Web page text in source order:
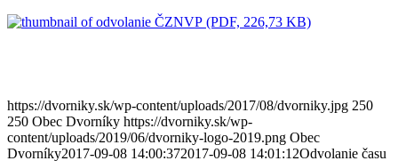
(PDF, 226,73 KB)
https://dvorniky.sk/wp-content/uploads/2017/08/dvorniky.jpg 250
250 Obec Dvorníky https://dvorniky.sk/wp-
content/uploads/2019/06/dvorniky-logo-2019.png Obec
Dvorníky2017-09-08 14:00:372017-09-08 14:01:12Odvolanie času